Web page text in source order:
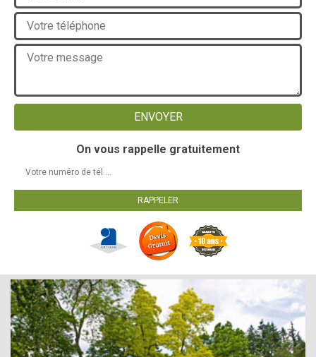
On vous rappelle gratuitement